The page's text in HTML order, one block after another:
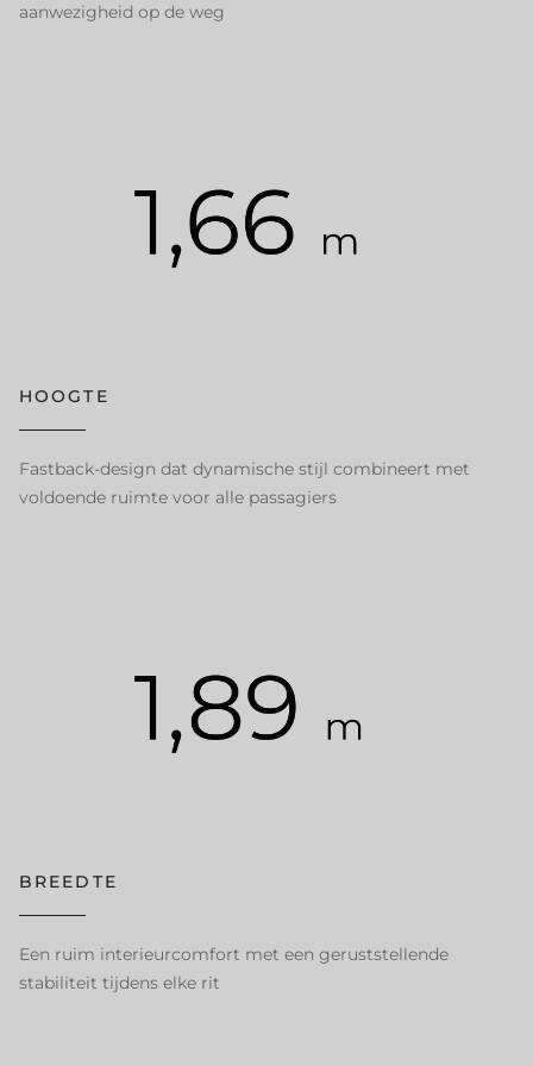
aanwezigheid op de weg
HOOGTE
Fastback‑design dat dynamische stijl combineert met
voldoende ruimte voor alle passagiers
BREEDTE
Een ruim interieurcomfort met een geruststellende
stabiliteit tijdens elke rit